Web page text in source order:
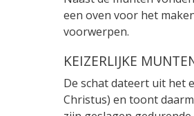
een oven voor het
voorwerpen.
KEIZERLIJKE
De schat dateert uit het
Christus) en toont